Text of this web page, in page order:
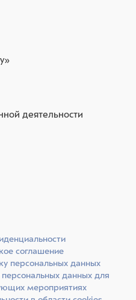
деятельности
соглашение
персональных данных
данных для
мероприятиях